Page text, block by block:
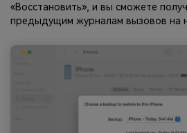
«Восстановить», и вы сможете
предыдущим журналам вызовов на